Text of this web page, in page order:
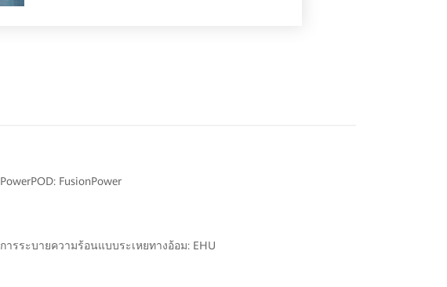
PowerPOD: FusionPower
การระบายความร้อนแบบระเหยทางอ้อม: EHU